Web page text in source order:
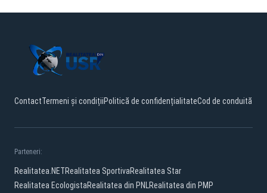
ContactTermeni și condițiiPolitică de confidențialitateCod de conduită
Parteneri:
Realitatea.NETRealitatea SportivaRealitatea Star
Realitatea EcologistaRealitatea din PNLRealitatea din PMP